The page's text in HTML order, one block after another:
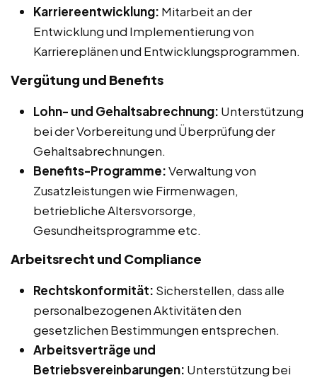
Karriereentwicklung: Mitarbeit an der
Entwicklung und Implementierung von
Karriereplänen und Entwicklungsprogrammen.
Vergütung und Benefits
Lohn- und Gehaltsabrechnung: Unterstützung
bei der Vorbereitung und Überprüfung der
Gehaltsabrechnungen.
Benefits-Programme:Verwaltung von
Zusatzleistungen wie Firmenwagen,
betriebliche Altersvorsorge,
Gesundheitsprogramme etc.
Arbeitsrecht und Compliance
Rechtskonformität: Sicherstellen, dass alle
personalbezogenen Aktivitäten den
gesetzlichen Bestimmungen entsprechen.
Arbeitsverträge und
Betriebsvereinbarungen: Unterstützung bei